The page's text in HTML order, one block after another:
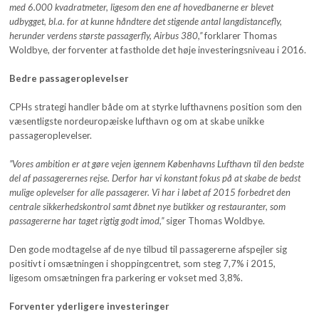
med 6.000 kvadratmeter, ligesom den ene af hovedbanerne er blevet
udbygget, bl.a. for at kunne håndtere det stigende antal langdistancefly,
herunder verdens største passagerfly, Airbus 380,”forklarer Thomas
Woldbye, der forventer at fastholde det høje investeringsniveau i 2016.
Bedre passageroplevelser
CPHs strategi handler både om at styrke lufthavnens position som den
væsentligste nordeuropæiske lufthavn og om at skabe unikke
passageroplevelser.
”Vores ambition er at gøre vejen igennem Københavns Lufthavn til den bedste
del af passagerernes rejse. Derfor har vi konstant fokus på at skabe de bedst
mulige oplevelser for alle passagerer. Vi har i løbet af 2015 forbedret den
centrale sikkerhedskontrol samt åbnet nye butikker og restauranter, som
passagererne har taget rigtig godt imod,”siger Thomas Woldbye.
Den gode modtagelse af de nye tilbud til passagererne afspejler sig
positivt i omsætningen i shoppingcentret, som steg 7,7% i 2015,
ligesom omsætningen fra parkering er vokset med 3,8%.
Forventer yderligere investeringer